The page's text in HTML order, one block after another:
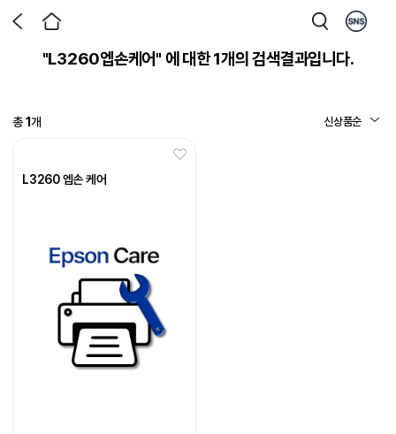
"L3260엡손케어" 에 대한1개의 검색결과입니다.
총1개
L3260 엡손 케어